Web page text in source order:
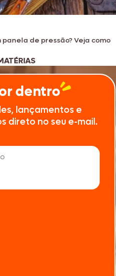
de pressão? Veja como
dentro
lançamentos e
direto no seu e-mail.